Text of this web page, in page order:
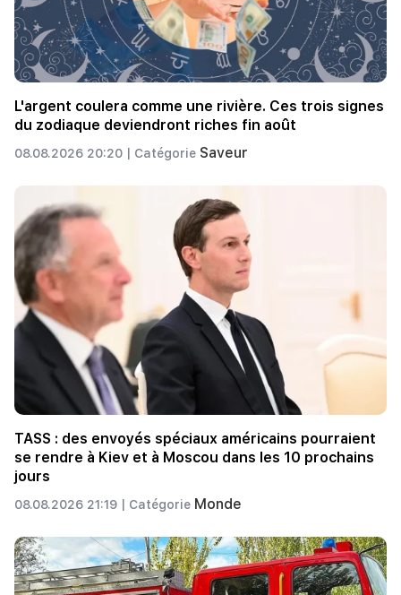
L'argent coulera comme une rivière. Ces trois signes
du zodiaque deviendront riches fin août
08.08.2026 20:20 | Catégorie Saveur
TASS : des envoyés spéciaux américains pourraient
se rendre à Kiev et à Moscou dans les 10 prochains
jours
08.08.2026 21:19 | Catégorie Monde